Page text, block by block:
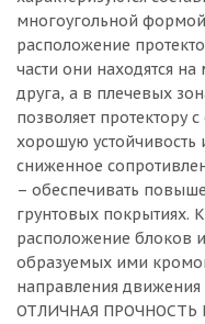
многоугольной
расположение
части они находятся
друга, а в плечевых
позволяет протектору
хорошую устойчивость
сниженное
– обеспечивать
грунтовых покрытиях.
расположение блоков
образуемых ими
направления
ОТЛИЧНАЯ